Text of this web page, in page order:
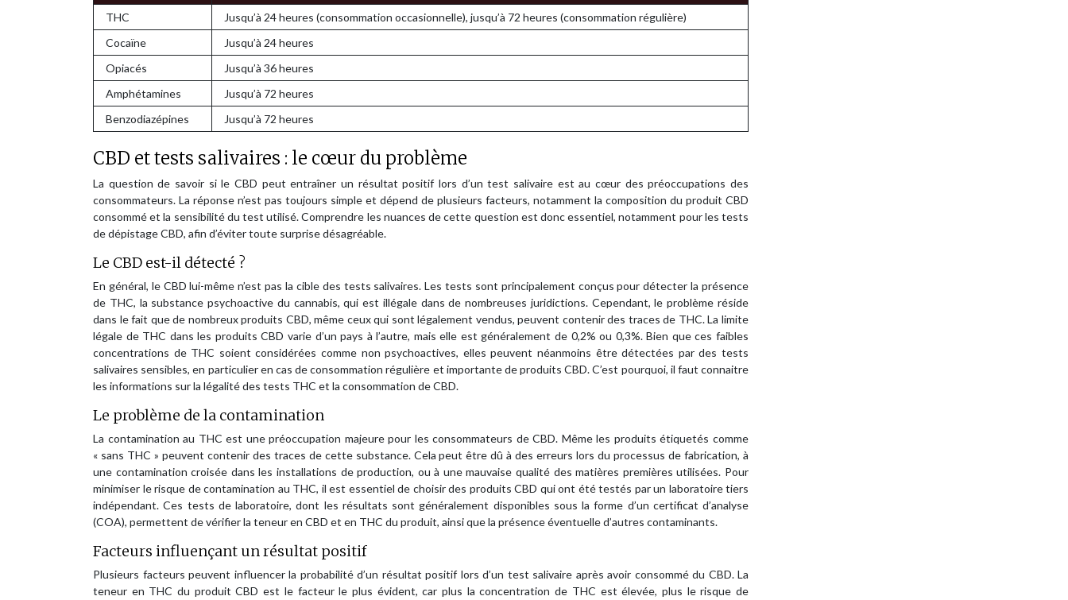
THC
Jusqu’à 24 heures (consommation occasionnelle), jusqu’à 72 heures (consommation régulière)
Cocaïne
Jusqu’à 24 heures
Opiacés
Jusqu’à 36 heures
Amphétamines
Jusqu’à 72 heures
Benzodiazépines
Jusqu’à 72 heures
CBD et tests salivaires : le cœur du problème
La question de savoir si le CBD peut entraîner un résultat positif lors d’un test salivaire est au cœur des préoccupations des
consommateurs. La réponse n’est pas toujours simple et dépend de plusieurs facteurs, notamment la composition du produit CBD
consommé et la sensibilité du test utilisé. Comprendre les nuances de cette question est donc essentiel, notamment pour les tests
de dépistage CBD, afin d’éviter toute surprise désagréable.
Le CBD est-il détecté ?
En général, le CBD lui-même n’est pas la cible des tests salivaires. Les tests sont principalement conçus pour détecter la présence
de THC, la substance psychoactive du cannabis, qui est illégale dans de nombreuses juridictions. Cependant, le problème réside
dans le fait que de nombreux produits CBD, même ceux qui sont légalement vendus, peuvent contenir des traces de THC. La limite
légale de THC dans les produits CBD varie d’un pays à l’autre, mais elle est généralement de 0,2% ou 0,3%. Bien que ces faibles
concentrations de THC soient considérées comme non psychoactives, elles peuvent néanmoins être détectées par des tests
salivaires sensibles, en particulier en cas de consommation régulière et importante de produits CBD. C’est pourquoi, il faut connaitre
les informations sur la légalité des tests THC et la consommation de CBD.
Le problème de la contamination
La contamination au THC est une préoccupation majeure pour les consommateurs de CBD. Même les produits étiquetés comme
« sans THC » peuvent contenir des traces de cette substance. Cela peut être dû à des erreurs lors du processus de fabrication, à
une contamination croisée dans les installations de production, ou à une mauvaise qualité des matières premières utilisées. Pour
minimiser le risque de contamination au THC, il est essentiel de choisir des produits CBD qui ont été testés par un laboratoire tiers
indépendant. Ces tests de laboratoire, dont les résultats sont généralement disponibles sous la forme d’un certificat d’analyse
(COA), permettent de vérifier la teneur en CBD et en THC du produit, ainsi que la présence éventuelle d’autres contaminants.
Facteurs influençant un résultat positif
Plusieurs facteurs peuvent influencer la probabilité d’un résultat positif lors d’un test salivaire après avoir consommé du CBD. La
teneur en THC du produit CBD est le facteur le plus évident, car plus la concentration de THC est élevée, plus le risque de